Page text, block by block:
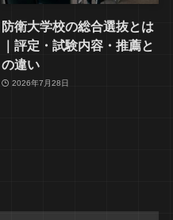
防衛大学校の総合選抜とは
｜評定・試験内容・推薦と
の違い
2026年7月28日